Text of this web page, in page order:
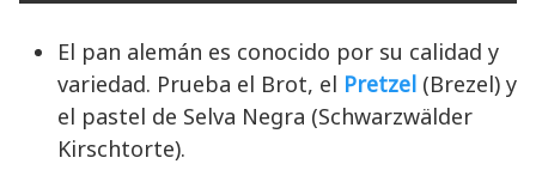
El pan alemán es conocido por su calidad y
variedad. Prueba el Brot, el Pretzel (Brezel) y
el pastel de Selva Negra (Schwarzwälder
Kirschtorte).